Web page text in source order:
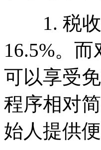
1. 税收
16.5%。
可以享受
程序相对
始人提供